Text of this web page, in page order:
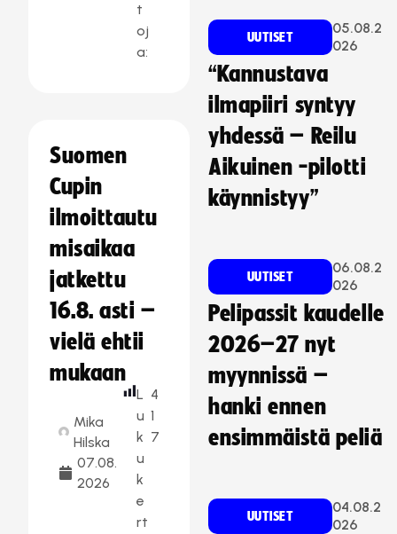
t
oj
a:
Suomen
Cupin
ilmoittautu
misaikaa
jatkettu
16.8. asti –
vielä ehtii
mukaan
Mika
Hilska
07.08.
2026
L
u
k
u
k
e
rt
4
1
7
UUTISET
05.08.2
026
“Kannustava
ilmapiiri syntyy
yhdessä – Reilu
Aikuinen -pilotti
käynnistyy”
UUTISET
06.08.2
026
Pelipassit kaudelle
2026–27 nyt
myynnissä –
hanki ennen
ensimmäistä peliä
UUTISET
04.08.2
026